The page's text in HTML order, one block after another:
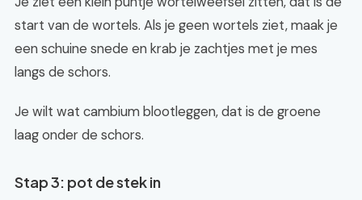
start van de wortels. Als je geen wortels ziet, maak je
een schuine snede en krab je zachtjes met je mes
langs de schors.
Je wilt wat cambium blootleggen, dat is de groene
laag onder de schors.
Stap 3: pot de stek in